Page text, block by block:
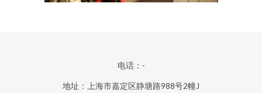
电话：-
地址：上海市嘉定区静塘路988号2幢J